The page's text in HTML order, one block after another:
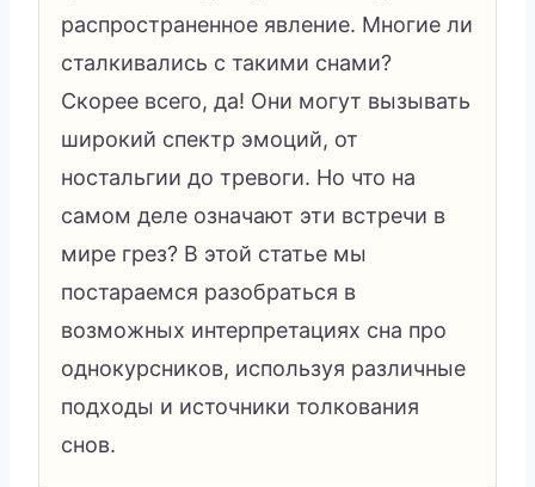
распространенное явление. Многие ли
сталкивались с такими снами?
Скорее всего, да! Они могут вызывать
широкий спектр эмоций, от
ностальгии до тревоги. Но что на
самом деле означают эти встречи в
мире грез? В этой статье мы
постараемся разобраться в
возможных интерпретациях сна про
однокурсников, используя различные
подходы и источники толкования
снов.